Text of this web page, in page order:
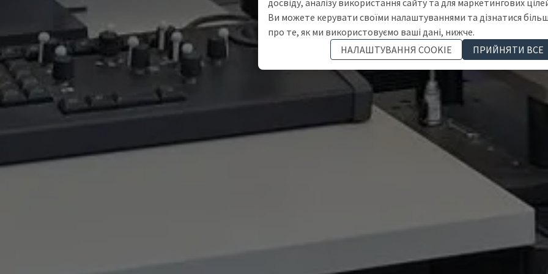
досвіду, аналізу використання сайту та для маркетингових
Ви можете керувати своїми налаштуваннями та дізнатися
про те, як ми використовуємо ваші дані, нижче.
НАЛАШТУВАННЯ COOKIE
ПРИЙНЯТИ ВСЕ